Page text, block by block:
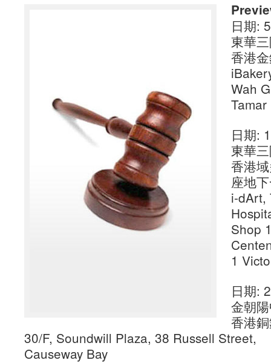
日期:
東華
香港
Wah
日期:
東華
香港
座地
i-dArt,
Shop
1
日期:
金朝
香港
30/F, Soundwill Plaza, 38 Russell Street,
Causeway Bay